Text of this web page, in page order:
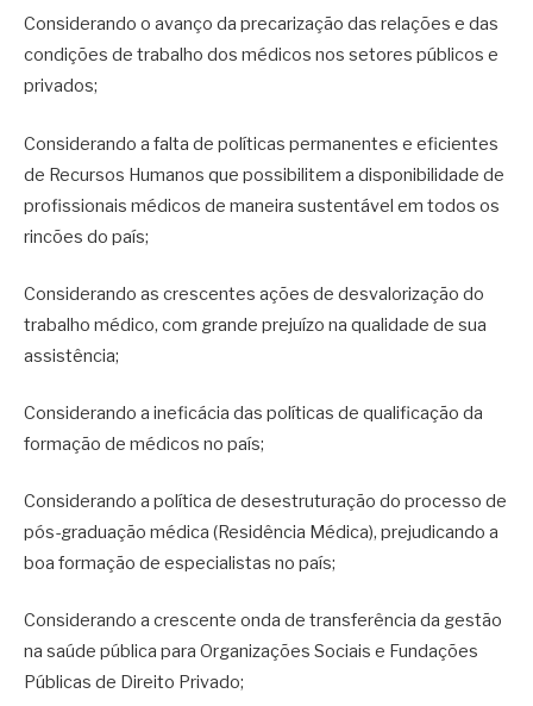
Considerando o avanço da precarização das relações e das
condições de trabalho dos médicos nos setores públicos e
privados;
Considerando a falta de políticas permanentes e eficientes
de Recursos Humanos que possibilitem a disponibilidade de
profissionais médicos de maneira sustentável em todos os
rincões do país;
Considerando as crescentes ações de desvalorização do
trabalho médico, com grande prejuízo na qualidade de sua
assistência;
Considerando a ineficácia das políticas de qualificação da
formação de médicos no país;
Considerando a política de desestruturação do processo de
pós-graduação médica (Residência Médica), prejudicando a
boa formação de especialistas no país;
Considerando a crescente onda de transferência da gestão
na saúde pública para Organizações Sociais e Fundações
Públicas de Direito Privado;